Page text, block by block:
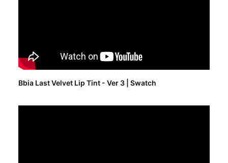
Bbia Last Velvet Lip Tint - Ver 3 | Swatch